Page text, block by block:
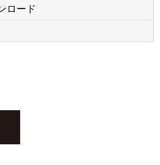
ロード